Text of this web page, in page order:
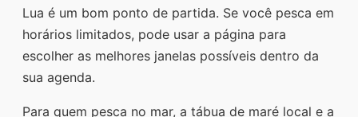
Lua é um bom ponto de partida. Se você pesca em
horários limitados, pode usar a página para
escolher as melhores janelas possíveis dentro da
sua agenda.
Para quem pesca no mar, a tábua de maré local e a